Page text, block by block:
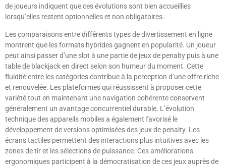
de joueurs indiquent que ces évolutions sont bien accueillies
lorsqu’elles restent optionnelles et non obligatoires.
Les comparaisons entre différents types de divertissement en ligne
montrent que les formats hybrides gagnent en popularité. Un joueur
peut ainsi passer d’une slot à une partie de jeux de penalty puis à une
table de blackjack en direct selon son humeur du moment. Cette
fluidité entre les catégories contribue à la perception d’une offre riche
et renouvelée. Les plateformes qui réussissent à proposer cette
variété tout en maintenant une navigation cohérente conservent
généralement un avantage concurrentiel durable. L’évolution
technique des appareils mobiles a également favorisé le
développement de versions optimisées des jeux de penalty. Les
écrans tactiles permettent des interactions plus intuitives avec les
zones de tir et les sélections de puissance. Ces améliorations
ergonomiques participent à la démocratisation de ces jeux auprès de